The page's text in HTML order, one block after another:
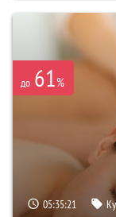
до 61%
05:35:19